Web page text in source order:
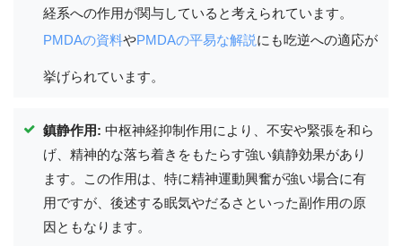
経系への作用が関与していると考えられています。
PMDAの資料やPMDAの平易な解説にも吃逆への適応が
挙げられています。
鎮静作用: 中枢神経抑制作用により、不安や緊張を和ら
げ、精神的な落ち着きをもたらす強い鎮静効果があり
ます。この作用は、特に精神運動興奮が強い場合に有
用ですが、後述する眠気やだるさといった副作用の原
因ともなります。